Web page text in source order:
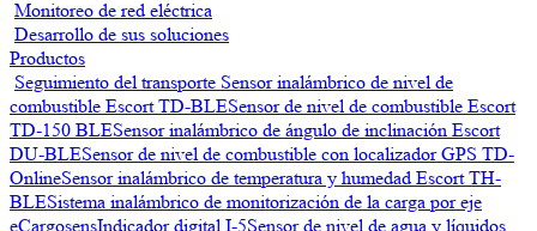
Monitoreo de red eléctrica
Desarrollo de sus soluciones
Productos
Seguimiento del transporte Sensor inalámbrico de nivel de
combustible Escort TD-BLESensor de nivel de combustible Escort
TD-150 BLESensor inalámbrico de ángulo de inclinación Escort
DU-BLESensor de nivel de combustible con localizador GPS TD-
OnlineSensor inalámbrico de temperatura y humedad Escort TH-
BLESistema inalámbrico de monitorización de la carga por eje
eCargosensIndicador digital I-5Sensor de nivel de agua y líquidos